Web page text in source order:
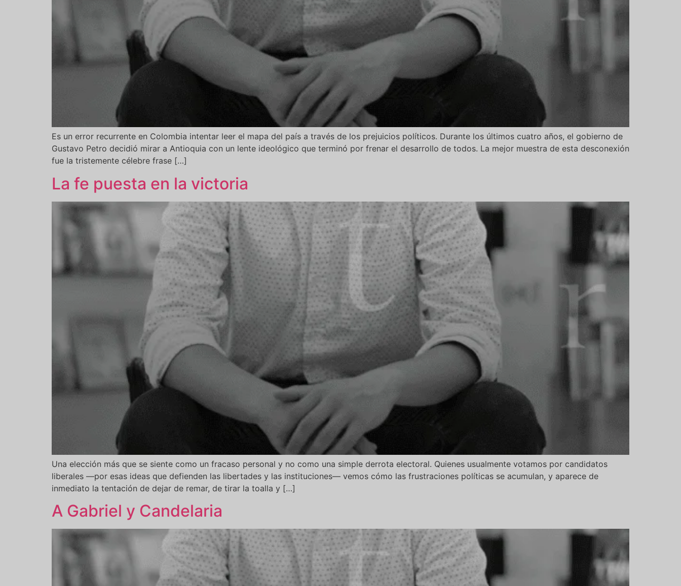
Es un error recurrente en Colombia intentar leer el mapa del país a través de los prejuicios políticos. Durante los últimos cuatro años, el gobierno de
Gustavo Petro decidió mirar a Antioquia con un lente ideológico que terminó por frenar el desarrollo de todos. La mejor muestra de esta desconexión
fue la tristemente célebre frase […]
La fe puesta en la victoria
Una elección más que se siente como un fracaso personal y no como una simple derrota electoral. Quienes usualmente votamos por candidatos
liberales —por esas ideas que defienden las libertades y las instituciones— vemos cómo las frustraciones políticas se acumulan, y aparece de
inmediato la tentación de dejar de remar, de tirar la toalla y […]
A Gabriel y Candelaria